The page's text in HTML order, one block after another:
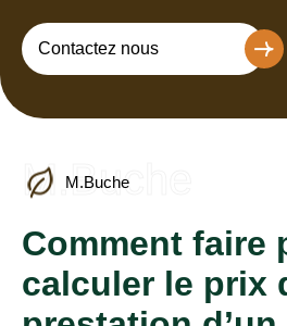
Contactez nous
M.Buche
M.Buche
Comment faire
calculer le prix